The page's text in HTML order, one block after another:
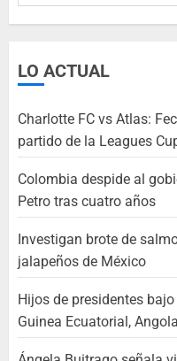
LO ACTUAL
Charlotte FC vs Atlas:
partido de la Leagues
Colombia despide al
Petro tras cuatro años
Investigan brote de
jalapeños de México
Hijos de presidentes
Guinea Ecuatorial,